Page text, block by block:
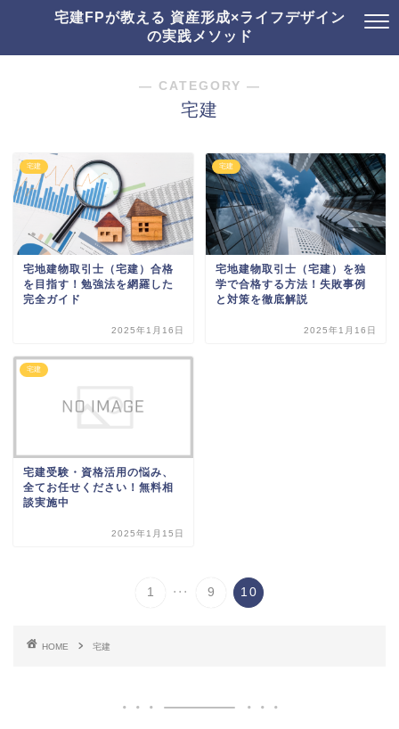
宅建FPが教える 資産形成×ライフデザイン
の実践メソッド
― CATEGORY ―
宅建
宅建
宅地建物取引士（宅建）合格
を目指す！勉強法を網羅した
完全ガイド
2025年1月16日
宅建
宅地建物取引士（宅建）を独
学で合格する方法！失敗事例
と対策を徹底解説
2025年1月16日
宅建
宅建受験・資格活用の悩み、
全てお任せください！無料相
談実施中
2025年1月15日
1 ... 9 10
HOME 宅建